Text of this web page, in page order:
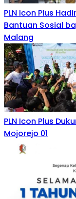
PLN Icon Plus
Bantuan Sosial
Malang
PLN Icon Plus
Mojorejo 01